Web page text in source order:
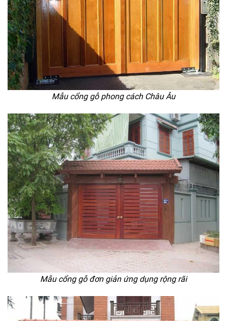
Mẫu cổng gỗ phong cách Châu Âu
Mẫu cổng gỗ đơn giản ứng dụng rộng rãi